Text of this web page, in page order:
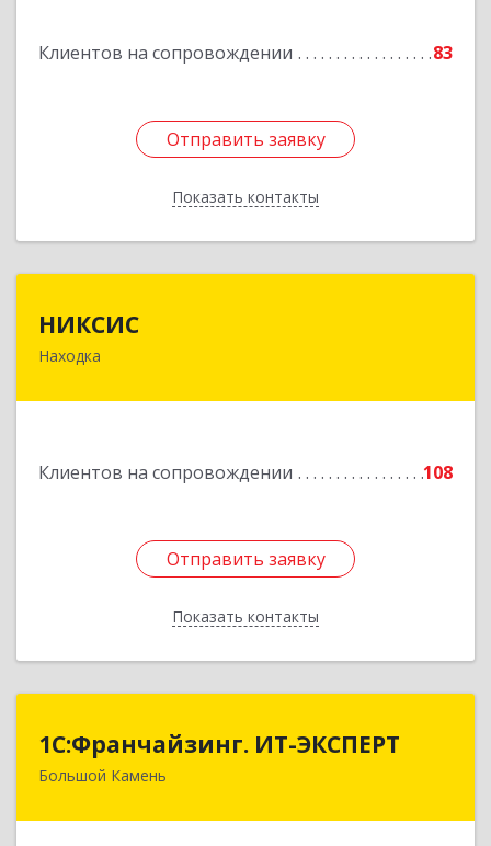
Клиентов на сопровождении 83
Отправить заявку
Показать контакты
Подробнее
Отправить заявку
Назад
НИКСИС
Находка
Клиентов на сопровождении 108
Отправить заявку
Показать контакты
Отправить заявку
Назад
1С:Франчайзинг. ИТ-ЭКСПЕРТ
Большой Камень
1С:Франчайзинг. ИТ-ЭКСПЕРТ
692806, Приморский край, Большой Камень г,